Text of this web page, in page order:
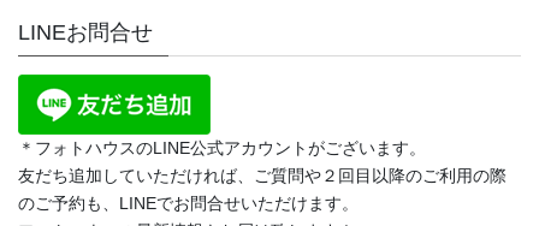
LINEお問合せ
＊フォトハウスのLINE公式アカウントがございます。
友だち追加していただければ、ご質問や２回目以降のご利用の際
のご予約も、LINEでお問合せいただけます。